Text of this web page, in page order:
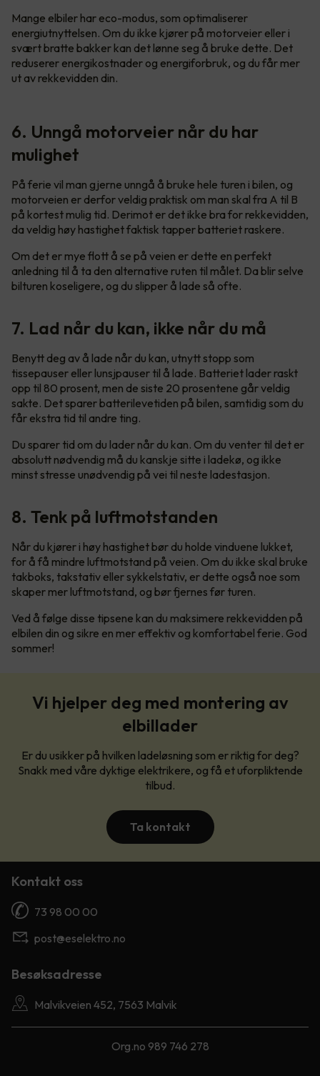
Mange elbiler har eco-modus, som optimaliserer
energiutnyttelsen. Om du ikke kjører på motorveier eller i
svært bratte bakker kan det lønne seg å bruke dette. Det
reduserer energikostnader og energiforbruk, og du får mer
ut av rekkevidden din.
6. Unngå motorveier når du har
mulighet
På ferie vil man gjerne unngå å bruke hele turen i bilen, og
motorveien er derfor veldig praktisk om man skal fra A til B
på kortest mulig tid. Derimot er det ikke bra for rekkevidden,
da veldig høy hastighet faktisk tapper batteriet raskere.
Om det er mye flott å se på veien er dette en perfekt
anledning til å ta den alternative ruten til målet. Da blir selve
bilturen koseligere, og du slipper å lade så ofte.
7. Lad når du kan, ikke når du må
Benytt deg av å lade når du kan, utnytt stopp som
tissepauser eller lunsjpauser til å lade. Batteriet lader raskt
opp til 80 prosent, men de siste 20 prosentene går veldig
sakte. Det sparer batterilevetiden på bilen, samtidig som du
får ekstra tid til andre ting.
Du sparer tid om du lader når du kan. Om du venter til det er
absolutt nødvendig må du kanskje sitte i ladekø, og ikke
minst stresse unødvendig på vei til neste ladestasjon.
8. Tenk på luftmotstanden
Når du kjører i høy hastighet bør du holde vinduene lukket,
for å få mindre luftmotstand på veien. Om du ikke skal bruke
takboks, takstativ eller sykkelstativ, er dette også noe som
skaper mer luftmotstand, og bør fjernes før turen.
Ved å følge disse tipsene kan du maksimere rekkevidden på
elbilen din og sikre en mer effektiv og komfortabel ferie. God
sommer!
Vi hjelper deg med montering av
elbillader
Er du usikker på hvilken ladeløsning som er riktig for deg?
Snakk med våre dyktige elektrikere, og få et uforpliktende
tilbud.
Ta kontakt
Kontakt oss
73 98 00 00
post@eselektro.no
Besøksadresse
Malvikveien 452, 7563 Malvik
Org.no 989 746 278